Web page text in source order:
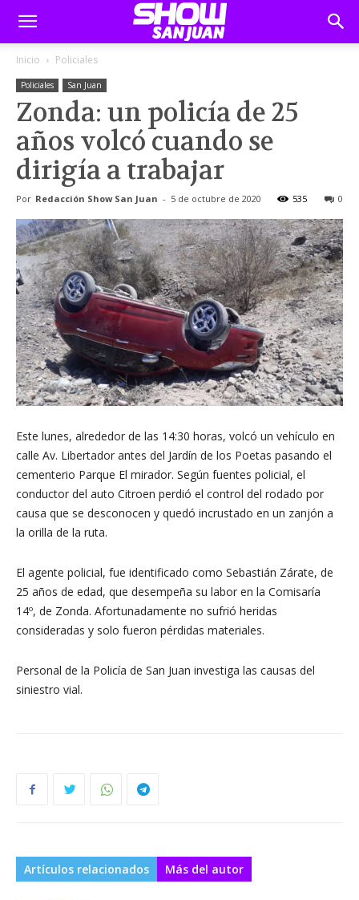
Inicio Policiales
Policiales San Juan
Zonda: un policía de 25
años volcó cuando se
dirigía a trabajar
Por Redacción Show San Juan - 5 de octubre de 2020 0
535
Este lunes, alrededor de las 14:30 horas, volcó un vehículo en
calle Av. Libertador antes del Jardín de los Poetas pasando el
cementerio Parque El mirador. Según fuentes policial, el
conductor del auto Citroen perdió el control del rodado por
causa que se desconocen y quedó incrustado en un zanjón a
la orilla de la ruta.
El agente policial, fue identificado como Sebastián Zárate, de
25 años de edad, que desempeña su labor en la Comisaría
14º, de Zonda. Afortunadamente no sufrió heridas
consideradas y solo fueron pérdidas materiales.
Personal de la Policía de San Juan investiga las causas del
siniestro vial.
Artículos relacionados Más del autor